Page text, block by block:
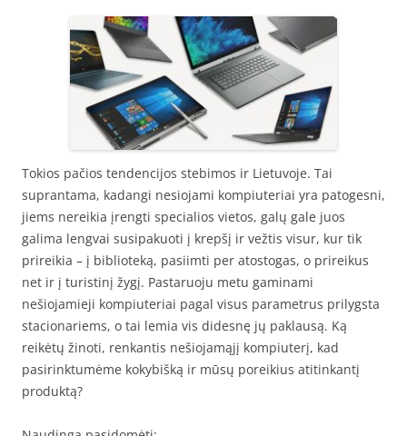
Tokios pačios tendencijos stebimos ir Lietuvoje. Tai
suprantama, kadangi nesiojami kompiuteriai yra patogesni,
jiems nereikia įrengti specialios vietos, galų gale juos
galima lengvai susipakuoti į krepšį ir vežtis visur, kur tik
prireikia – į biblioteką, pasiimti per atostogas, o prireikus
net ir į turistinį žygį. Pastaruoju metu gaminami
nešiojamieji kompiuteriai pagal visus parametrus prilygsta
stacionariems, o tai lemia vis didesnę jų paklausą. Ką
reikėtų žinoti, renkantis nešiojamąjį kompiuterį, kad
pasirinktumėme kokybišką ir mūsų poreikius atitinkantį
produktą?